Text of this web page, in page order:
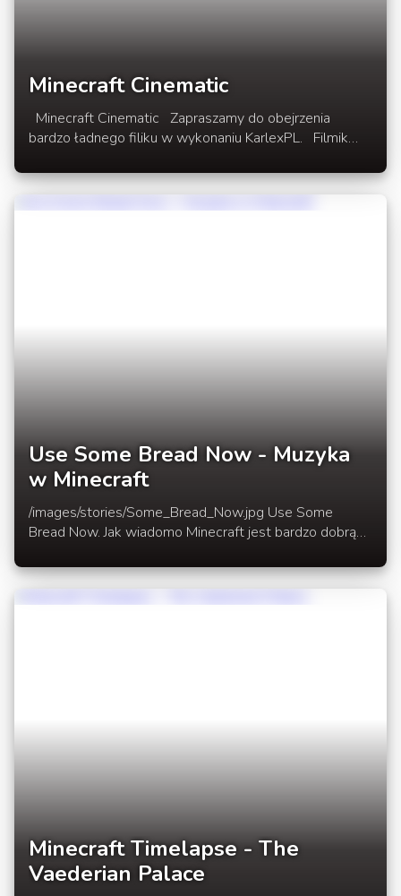
Minecraft Cinematic
Minecraft Cinematic Zapraszamy do obejrzenia
bardzo ładnego filiku w wykonaniu KarlexPL. Filmik
pluginy oraz talent budowlany Karlexa oraz jego ekipy.
Mapka do pobania na facebooku Karlexa.
Use Some Bread Now - Muzyka
w Minecraft
/images/stories/Some_Bread_Now.jpg Use Some
Bread Now. Jak wiadomo Minecraft jest bardzo dobrą
przedstawiamy kolejny bardzo dobrze wykonany utwór
pod tytułem - Use Some Bread Now . Filmik
prezentujący piosenkę w rozwinięciu newsa.
Minecraft Timelapse - The
Vaederian Palace